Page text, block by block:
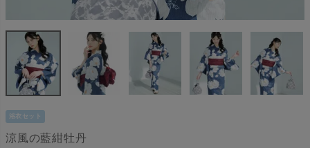
浴衣セット
涼風の藍紺牡丹